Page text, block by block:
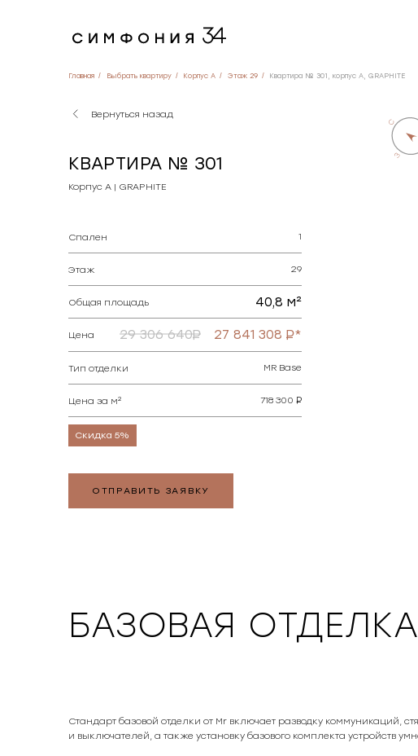
Главная Выбрать квартиру Корпус A Этаж 29 Квартира № 301, корпус A, GRAPHITE
Вернуться назад
КВАРТИРА № 301
Корпус А | GRAPHITE
Спален 1
Этаж 29
Общая площадь 40,8 м²
Цена 29 306 640 27 841 308 *
Тип отделки MR Base
Цена за м² 718 300
Скидка 5%
ОТПРАВИТЬ ЗАЯВКУ
БАЗОВАЯ
Стандарт базовой отделки от Mr включает разводку коммуникаций,
и выключателей, а также установку базового комплекта устройств